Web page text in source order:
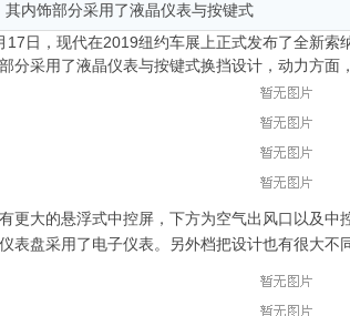
其内饰部分采用了液晶仪表与按键式
17日，现代在2019纽约车展上正式发布了全新索
分采用了液晶仪表与按键式换挡设计，动力方面
更大的悬浮式中控屏，下方为空气出风口以及
表盘采用了电子仪表。另外档把设计也有很大不